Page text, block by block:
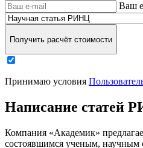
Ваш
Получить расчёт стоимости
Принимаю условия
Написание статей
Компания «Академик»
состоявшимся ученым, научным